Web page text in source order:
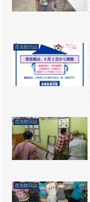
昆虫館日誌
昆虫館日誌
昆虫館日誌